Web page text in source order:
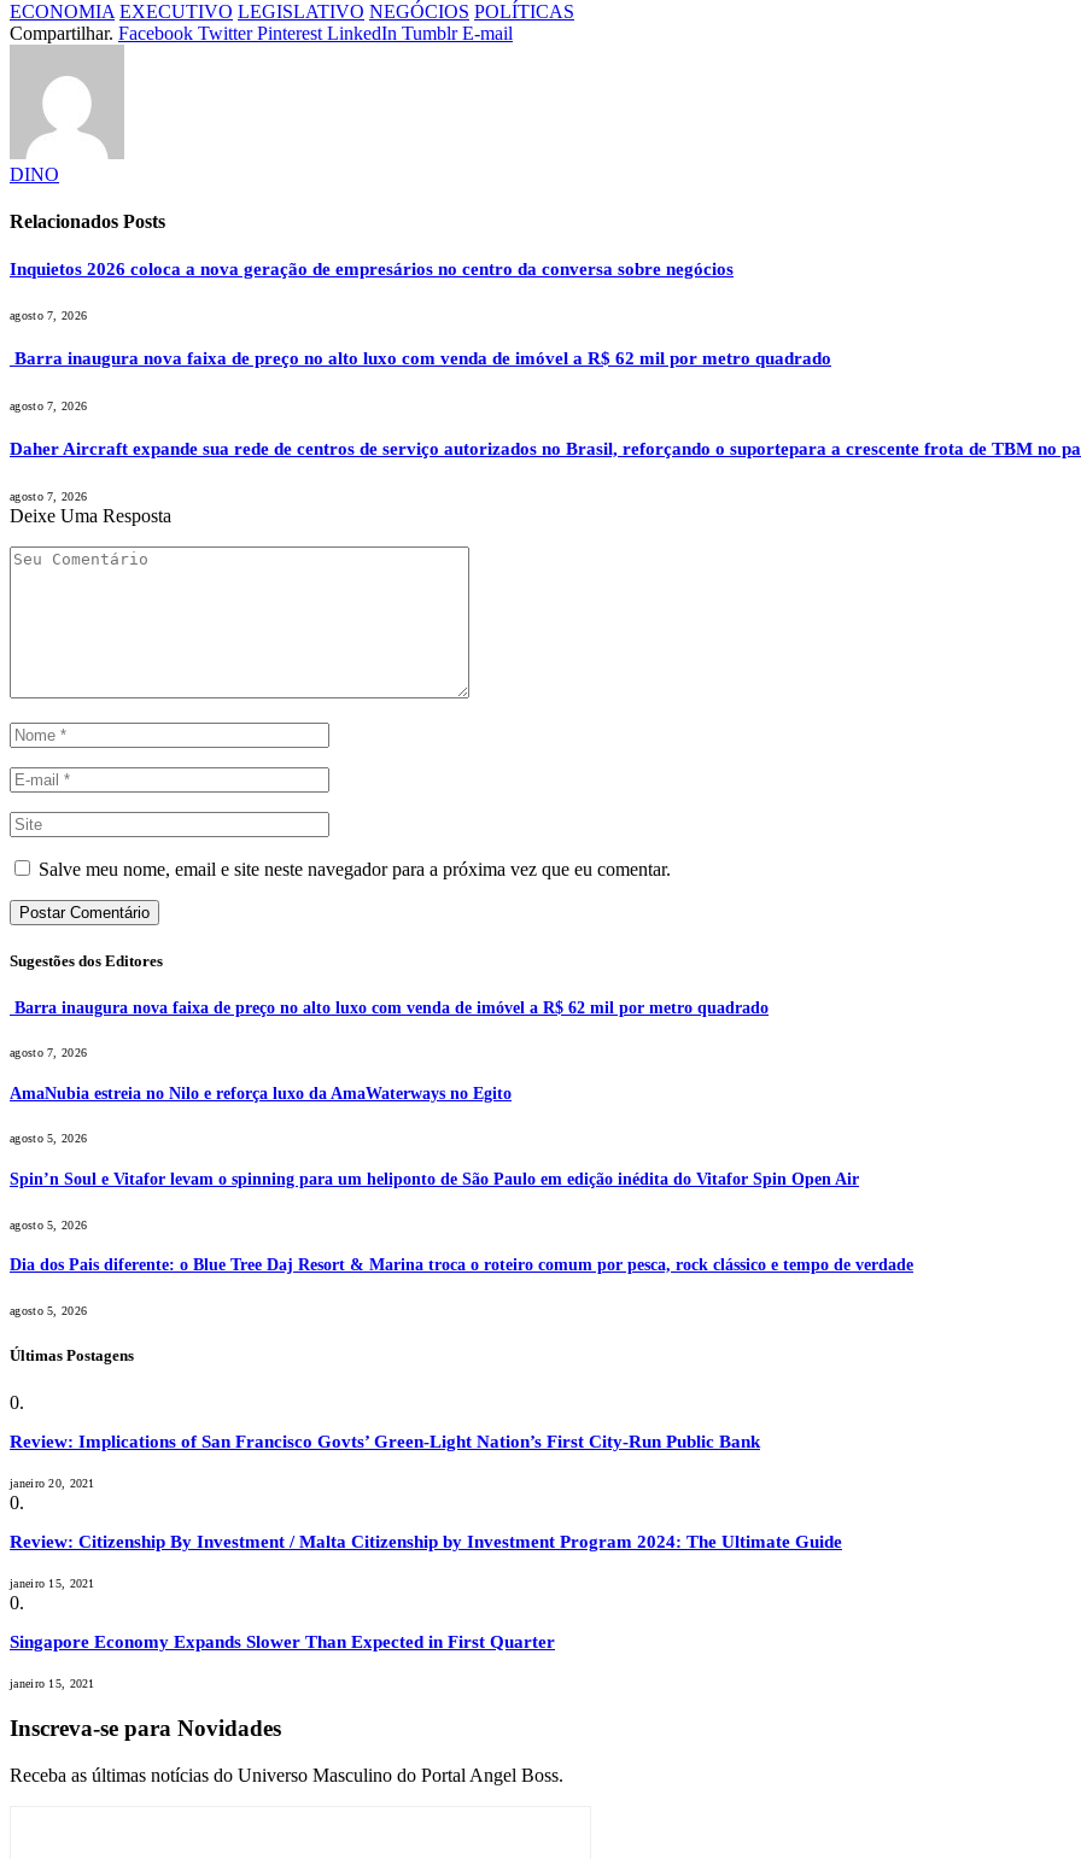
ECONOMIA EXECUTIVO LEGISLATIVO NEGÓCIOS POLÍTICAS
Compartilhar. Facebook Twitter Pinterest LinkedIn Tumblr E-mail
DINO
Relacionados Posts
Inquietos 2026 coloca a nova geração de empresários no centro da conversa sobre negócios
agosto 7, 2026
Barra inaugura nova faixa de preço no alto luxo com venda de imóvel a R$ 62 mil por metro quadrado
agosto 7, 2026
Daher Aircraft expande sua rede de centros de serviço autorizados no Brasil, reforçando o suportepara a crescente frota de TBM no
agosto 7, 2026
Deixe Uma Resposta
Salve meu nome, email e site neste navegador para a próxima vez que eu comentar.
Sugestões dos Editores
Barra inaugura nova faixa de preço no alto luxo com venda de imóvel a R$ 62 mil por metro quadrado
agosto 7, 2026
AmaNubia estreia no Nilo e reforça luxo da AmaWaterways no Egito
agosto 5, 2026
Spin’n Soul e Vitafor levam o spinning para um heliponto de São Paulo em edição inédita do Vitafor Spin Open Air
agosto 5, 2026
Dia dos Pais diferente: o Blue Tree Daj Resort & Marina troca o roteiro comum por pesca, rock clássico e tempo de verdade
agosto 5, 2026
Últimas Postagens
Review: Implications of San Francisco Govts’ Green-Light Nation’s First City-Run Public Bank
janeiro 20, 2021
Review: Citizenship By Investment / Malta Citizenship by Investment Program 2024: The Ultimate Guide
janeiro 15, 2021
Singapore Economy Expands Slower Than Expected in First Quarter
janeiro 15, 2021
Inscreva-se para Novidades
Receba as últimas notícias do Universo Masculino do Portal Angel Boss.